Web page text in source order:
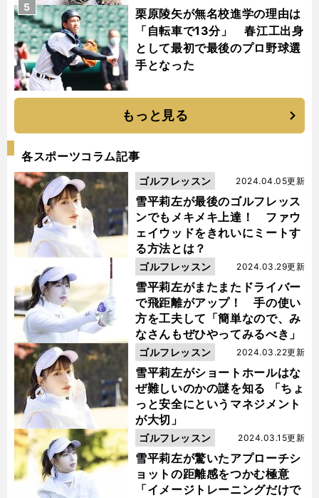
栗原陵矢が無名校進学の理由は
「自転車で13分」 春江工出身
として最初で最後のプロ野球選
手となった
5
もっと見る
各スポーツコラム記事
雪平莉左が最後のゴルフレッス
ンでもメキメキ上達！ ファウ
ェイウッドをきれいにミートす
る方法とは？
2024.04.05更新
ゴルフレッスン
雪平莉左がまたまたドライバー
で飛距離がアップ！ 手の使い
方を工夫して「簡単なので、み
なさんもぜひやってみるべき」
2024.03.29更新
ゴルフレッスン
雪平莉左がショートホールはな
ぜ難しいのかの謎を知る 「ちょ
っと安全にというマネジメント
が大切」
2024.03.22更新
ゴルフレッスン
雪平莉左が驚いたアプローチシ
ョットの距離感をつかむ極意
「イメージトレーニングだけで
2024.03.15更新
ゴルフレッスン